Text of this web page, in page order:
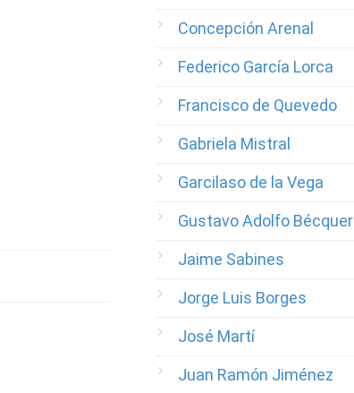
Concepción Arenal
Federico García Lorca
Francisco de Quevedo
Gabriela Mistral
Garcilaso de la Vega
Gustavo Adolfo Bécquer
Jaime Sabines
Jorge Luis Borges
José Martí
Juan Ramón Jiménez